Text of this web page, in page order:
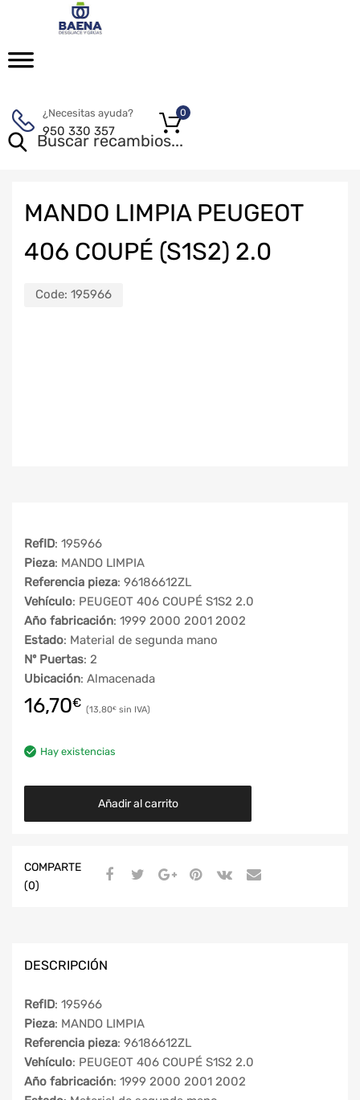
¿Necesitas ayuda?
950 330 357
0
MANDO LIMPIA PEUGEOT
406 COUPÉ (S1S2) 2.0
Code: 195966
RefID: 195966
Pieza: MANDO LIMPIA
Referencia pieza: 96186612ZL
Vehículo: PEUGEOT 406 COUPÉ S1S2 2.0
Año fabricación: 1999 2000 2001 2002
Estado: Material de segunda mano
Nº Puertas: 2
Ubicación: Almacenada
16,70€ 13,80€
Hay existencias
Añadir al carrito
COMPARTE
(0)
DESCRIPCIÓN
RefID: 195966
Pieza: MANDO LIMPIA
Referencia pieza: 96186612ZL
Vehículo: PEUGEOT 406 COUPÉ S1S2 2.0
Año fabricación: 1999 2000 2001 2002